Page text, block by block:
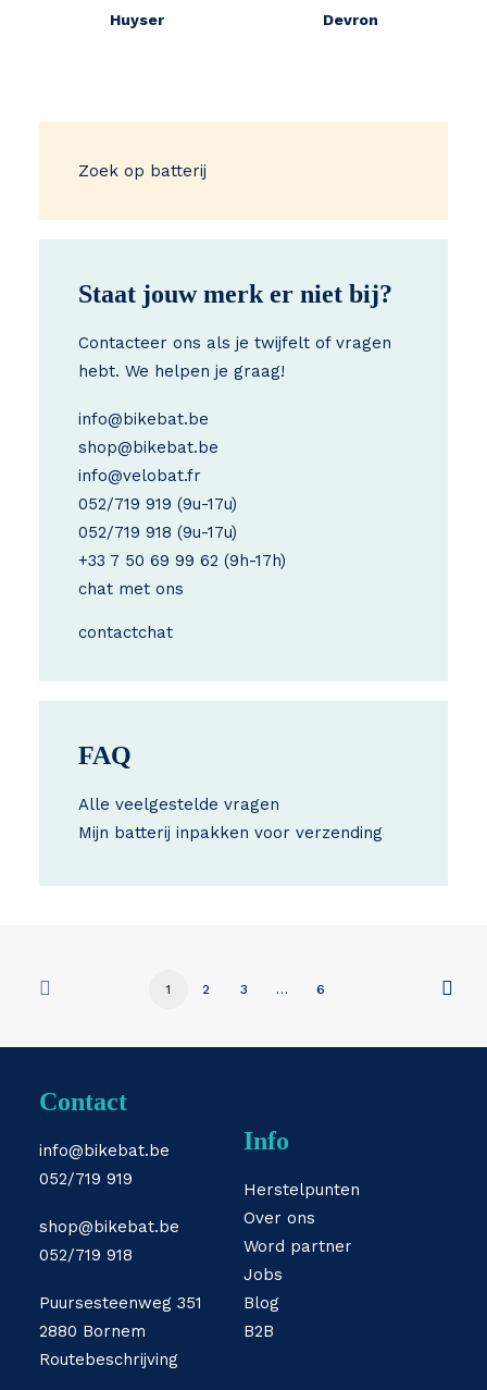
Huyser Devron
Zoek op batterij
Staat jouw merk er niet bij?
Contacteer ons als je twijfelt of vragen
hebt. We helpen je graag!
info@bikebat.be
shop@bikebat.be
info@velobat.fr
052/719 919 (9u-17u)
052/719 918 (9u-17u)
+33 7 50 69 99 62 (9h-17h)
chat met ons
contactchat
FAQ
Alle veelgestelde vragen
Mijn batterij inpakken voor verzending
1 2 3 … 6
Contact
info@bikebat.be
052/719 919
shop@bikebat.be
052/719 918
Puursesteenweg 351
2880 Bornem
Routebeschrijving
Info
Herstelpunten
Over ons
Word partner
Jobs
Blog
B2B